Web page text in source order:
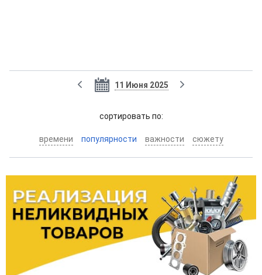
11 Июня 2025
cортировать по:
времени популярности важности сюжету